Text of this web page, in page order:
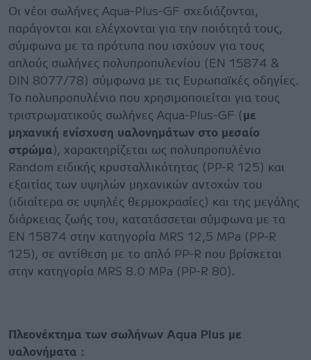
Οι νέοι σωλήνες Aqua-Plus-GF σχεδιάζονται,
παράγονται και ελέγχονται για την ποιότητά τους,
σύμφωνα με τα πρότυπα που ισχύουν για τους
απλούς σωλήνες πολυπροπυλενίου (EN 15874 &
DIN 8077/78) σύμφωνα με τις Ευρωπαϊκές οδηγίες.
Το πολυπροπυλένιο που χρησιμοποιείται για τους
τριστρωματικούς σωλήνες Aqua-Plus-GF (με
μηχανική ενίσχυση υαλονημάτων στο μεσαίο
στρώμα), χαρακτηρίζεται ως πολυπροπυλένιο
Random ειδικής κρυσταλλικότητας (PP-R 125) και
εξαιτίας των υψηλών μηχανικών αντοχών του
(ιδιαίτερα σε υψηλές θερμοκρασίες) και της μεγάλης
διάρκειας ζωής του, κατατάσσεται σύμφωνα με τα
EN 15874 στην κατηγορία MRS 12,5 MPa (PP-R
125), σε αντίθεση με το απλό PP-R που βρίσκεται
στην κατηγορία MRS 8.0 MPa (PP-R 80).
Πλεονέκτημα των σωλήνων Aqua Plus με
υαλονήματα :